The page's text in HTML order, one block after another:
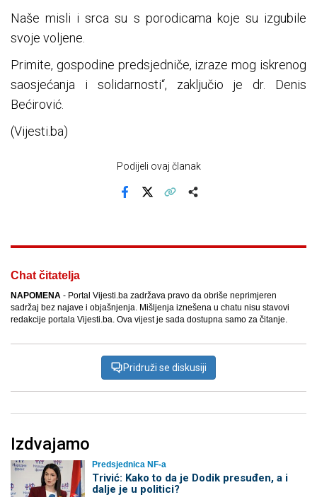
Naše misli i srca su s porodicama koje su izgubile
svoje voljene.
Primite, gospodine predsjedniče, izraze mog iskrenog
saosjećanja i solidarnosti“, zaključio je dr. Denis
Bećirović.
(Vijesti.ba)
Podijeli ovaj članak
Chat čitatelja
NAPOMENA - Portal Vijesti.ba zadržava pravo da obriše neprimjeren
sadržaj bez najave i objašnjenja. Mišljenja iznešena u chatu nisu stavovi
redakcije portala Vijesti.ba. Ova vijest je sada dostupna samo za čitanje.
Pridruži se diskusiji
Izdvajamo
Predsjednica NF-a
Trivić: Kako to da je Dodik presuđen, a i
dalje je u politici?